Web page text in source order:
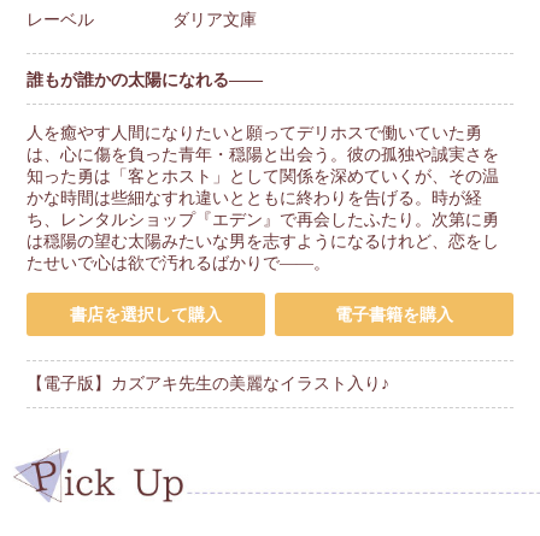
レーベル
ダリア文庫
誰もが誰かの太陽になれる――
人を癒やす人間になりたいと願ってデリホスで働いていた勇
は、心に傷を負った青年・穏陽と出会う。彼の孤独や誠実さを
知った勇は「客とホスト」として関係を深めていくが、その温
かな時間は些細なすれ違いとともに終わりを告げる。時が経
ち、レンタルショップ『エデン』で再会したふたり。次第に勇
は穏陽の望む太陽みたいな男を志すようになるけれど、恋をし
たせいで心は欲で汚れるばかりで――。
書店を選択して購入 電子書籍を購入
【電子版】カズアキ先生の美麗なイラスト入り♪